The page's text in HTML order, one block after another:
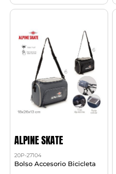
ALPINE SKATE
20P-27104
Bolso Accesorio Bicicleta